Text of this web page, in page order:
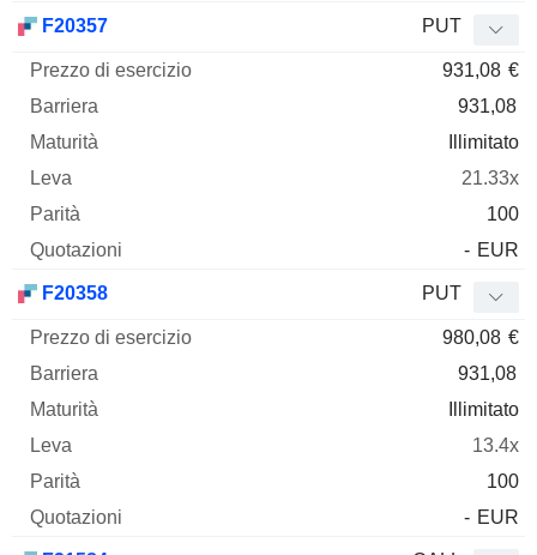
F20357 PUT
931,08 €
931,08
Illimitato
21.33x
100
- EUR
F20358 PUT
980,08 €
931,08
Illimitato
13.4x
100
- EUR